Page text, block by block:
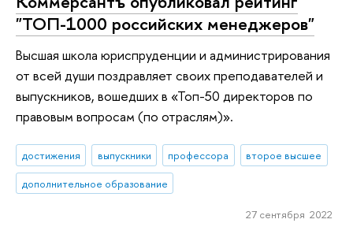
"ТОП-1000 российских менеджеров"
Высшая школа юриспруденции и администрирования
от всей души поздравляет своих преподавателей и
выпускников, вошедших в «Топ-50 директоров по
правовым вопросам (по отраслям)».
достижения выпускники профессора
второе высшее
дополнительное образование
27 сентября 2022